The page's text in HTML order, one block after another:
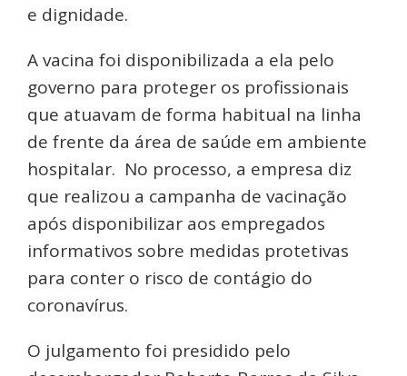
e dignidade.
A vacina foi disponibilizada a ela pelo
governo para proteger os profissionais
que atuavam de forma habitual na linha
de frente da área de saúde em ambiente
hospitalar. No processo, a empresa diz
que realizou a campanha de vacinação
após disponibilizar aos empregados
informativos sobre medidas protetivas
para conter o risco de contágio do
coronavírus.
O julgamento foi presidido pelo